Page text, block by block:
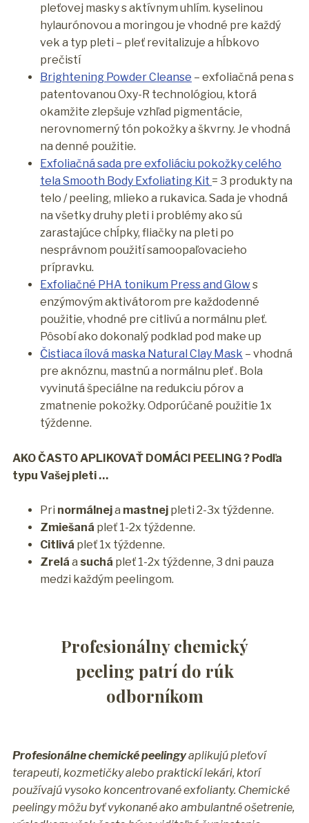
pleťovej masky s aktívnym uhlím. kyselinou
hylaurónovou a moringou je vhodné pre každý
vek a typ pleti – pleť revitalizuje a hĺbkovo
prečistí
Brightening Powder Cleanse – exfoliačná pena s
patentovanou Oxy-R technológiou, ktorá
okamžite zlepšuje vzhľad pigmentácie,
nerovnomerný tón pokožky a škvrny. Je vhodná
na denné použitie.
Exfoliačná sada pre exfoliáciu pokožky celého
tela Smooth Body Exfoliating Kit = 3 produkty na
telo / peeling, mlieko a rukavica. Sada je vhodná
na všetky druhy pleti i problémy ako sú
zarastajúce chĺpky, fliačky na pleti po
nesprávnom použití samoopaľovacieho
prípravku.
Exfoliačné PHA tonikum Press and Glows
enzýmovým aktivátorom pre každodenné
použitie, vhodné pre citlivú a normálnu pleť.
Pôsobí ako dokonalý podklad pod make up
Čistiaca ílová maska Natural Clay Mask – vhodná
pre aknóznu, mastnú a normálnu pleť . Bola
vyvinutá špeciálne na redukciu pórov a
zmatnenie pokožky. Odporúčané použitie 1x
týždenne.
AKO ČASTO APLIKOVAŤ DOMÁCI PEELING ? Podľa
typu Vašej pleti …
Pri normálneja mastnej pleti 2-3x týždenne.
Zmiešaná pleť 1-2x týždenne.
Citlivá pleť 1x týždenne.
Zrelá a suchá pleť 1-2x týždenne, 3 dni pauza
medzi každým peelingom.
Profesionálny chemický
peeling patrí do rúk
odborníkom
Profesionálne chemické peelingyaplikujú pleťoví
terapeuti, kozmetičky alebo praktickí lekári, ktorí
používajú vysoko koncentrované exfolianty. Chemické
peelingy môžu byť vykonané ako ambulantné ošetrenie,